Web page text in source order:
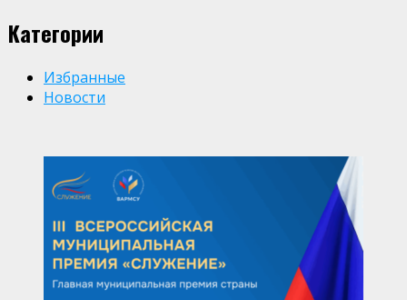
Категории
Избранные
Новости